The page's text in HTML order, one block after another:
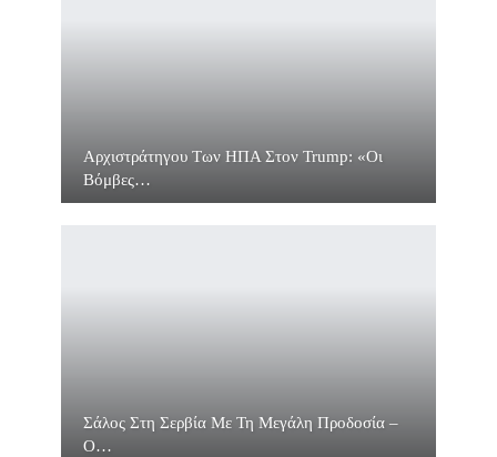
Αρχιστράτηγου Των ΗΠΑ Στον Trump: «Οι
Βόμβες…
Σάλος Στη Σερβία Με Τη Μεγάλη Προδοσία –
O…